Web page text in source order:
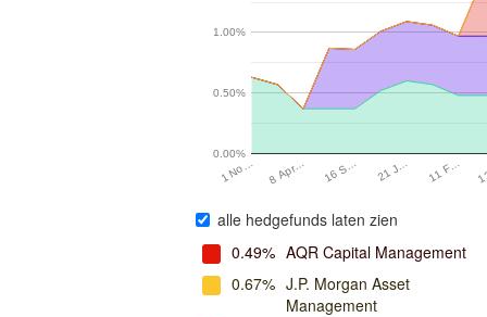
1 No… 8 Apr… 16 S… 21 J… 11 F…
0.00%
0.50%
1.00%
alle hedgefunds laten zien
0.49% AQR Capital Management
0.67% J.P. Morgan Asset
Management